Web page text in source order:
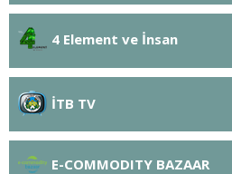
4 Element ve İnsan
İTB TV
E-COMMODITY BAZAAR